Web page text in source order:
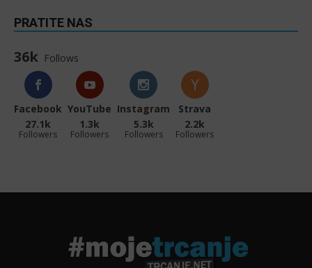
PRATITE NAS
36k Follows
Facebook
27.1k
Followers
YouTube
1.3k
Followers
Instagram
5.3k
Followers
Strava
2.2k
Followers